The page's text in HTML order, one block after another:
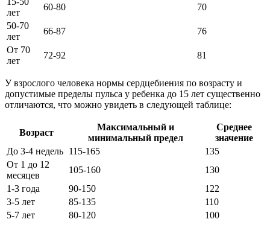
лет
60-80
70
50-70
лет
66-87
76
От 70
лет
72-92 81
У взрослого человека нормы сердцебиения по возрасту и
допустимые пределы пульса у ребенка до 15 лет существенно
отличаются, что можно увидеть в следующей таблице:
Возраст
Максимальный и
минимальный предел
Среднее
значение
До 3-4 недель 115-165
135
От 1 до 12
месяцев
105-160
130
1-3 года
90-150
122
3-5 лет
85-135
110
5-7 лет
80-120
100